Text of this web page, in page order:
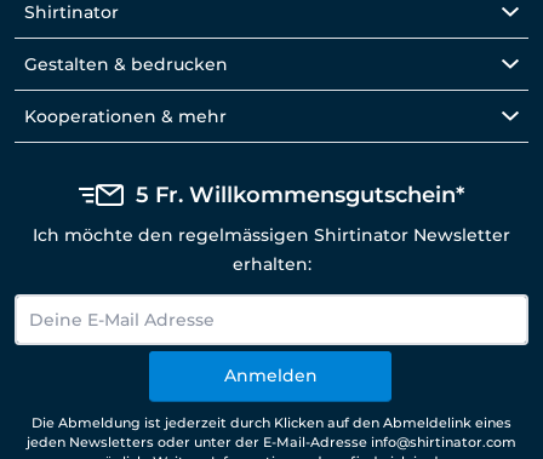
Shirtinator
Gestalten & bedrucken
Kooperationen & mehr
5 Fr. Willkommensgutschein*
Ich möchte den regelmässigen Shirtinator Newsletter
erhalten:
Anmelden
Die Abmeldung ist jederzeit durch Klicken auf den Abmeldelink eines
jeden Newsletters oder unter der E-Mail-Adresse info@shirtinator.com